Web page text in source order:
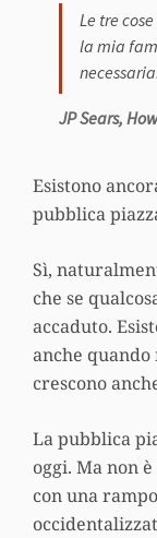
Le tre
la mia
JP Sears,
Esistono
pubblica
Sì,
che se
accaduto.
anche quando
crescono
La pubblica
oggi. Ma non
con una